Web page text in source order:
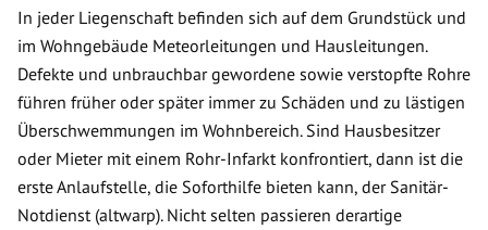
In jeder Liegenschaft befinden sich auf dem Grundstück und
im Wohngebäude Meteorleitungen und Hausleitungen.
Defekte und unbrauchbar gewordene sowie verstopfte Rohre
führen früher oder später immer zu Schäden und zu lästigen
Überschwemmungen im Wohnbereich. Sind Hausbesitzer
oder Mieter mit einem Rohr-Infarkt konfrontiert, dann ist die
erste Anlaufstelle, die Soforthilfe bieten kann, der Sanitär-
Notdienst (altwarp). Nicht selten passieren derartige